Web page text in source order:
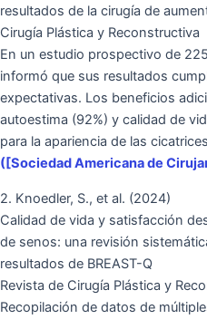
resultados de la cirugía de
Cirugía Plástica y Reconstructiva
En un estudio prospectivo de
informó que sus resultados
expectativas. Los beneficios
autoestima (92%) y calidad de
para la apariencia de las
([Sociedad Americana de
2. Knoedler, S., et al. (2024)
Calidad de vida y satisfacción
de senos: una revisión
resultados de BREAST-Q
Revista de Cirugía Plástica y
Recopilación de datos de